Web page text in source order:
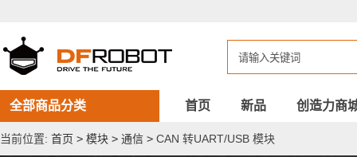
UART/USB
模
块
全部商品分类 首页 新品 创造力商
当前位置: 首页 > 模块 > 通信 > CAN 转UART/USB 模块